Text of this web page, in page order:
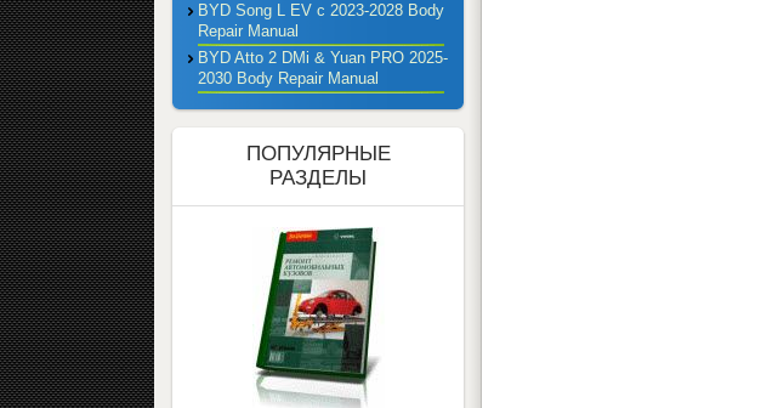
BYD Song L EV с 2023-2028 Body
Repair Manual
BYD Atto 2 DMi & Yuan PRO 2025-
2030 Body Repair Manual
ПОПУЛЯРНЫЕ
РАЗДЕЛЫ